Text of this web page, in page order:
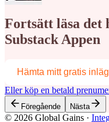
Fortsätt läsa det
Substack Appen
Hämta mitt gratis
Eller köp en betald
Föregående Nästa
© 2026 Global Gains ·